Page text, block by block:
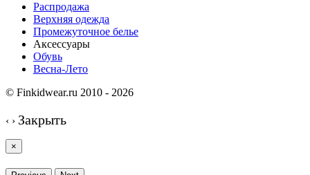
Распродажа
Верхняя одежда
Промежуточное белье
Аксессуары
Обувь
Весна-Лето
© Finkidwear.ru 2010 - 2026
‹ › Закрыть
×